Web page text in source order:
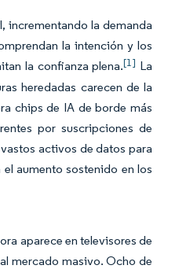
incrementando la demanda
la intención y los
la confianza plena.[1] La
heredadas carecen de la
chips de IA de borde más
por suscripciones de
activos de datos para
aumento sostenido en los
aparece en televisores de
mercado masivo. Ocho de